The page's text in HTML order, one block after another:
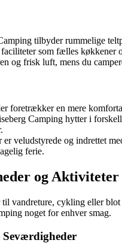
tilbyder rummelige
som fælles køkkener
og frisk luft, mens du
foretrækker en mere
Camping hytter i
veludstyrede og indrettet
ferie.
og Aktiviteter
til vandreture, cykling eller blot
noget for enhver smag.